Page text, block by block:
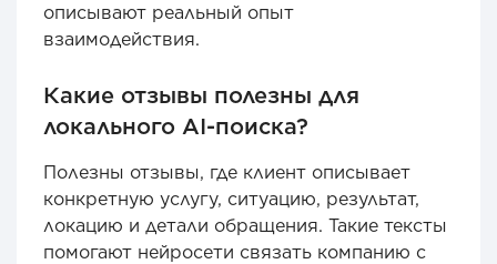
описывают реальный опыт
взаимодействия.
Какие отзывы полезны для
локального AI-поиска?
Полезны отзывы, где клиент описывает
конкретную услугу, ситуацию, результат,
локацию и детали обращения. Такие тексты
помогают нейросети связать компанию с